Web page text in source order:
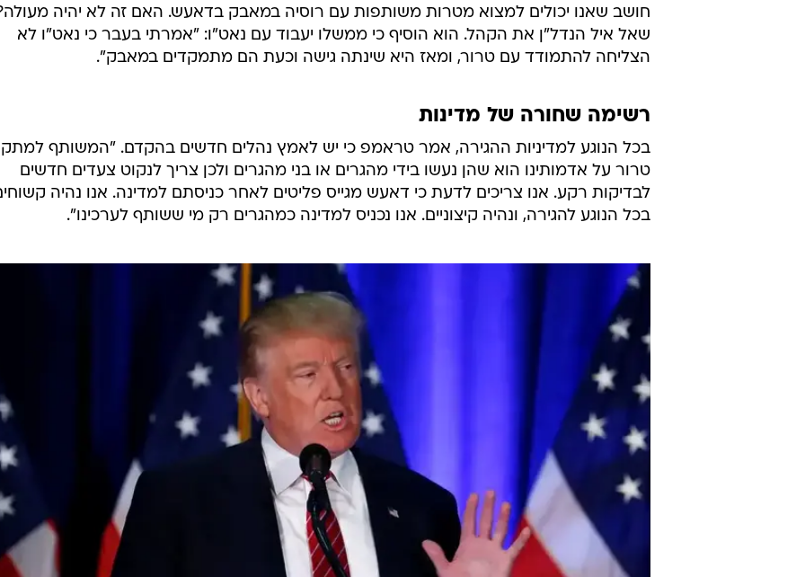
חושב שאנו יכולים למצוא מטרות משותפות עם רוסיה במאבק בדאעש. האם זה לא יהיה
שאל איל הנדל"ן את הקהל. הוא הוסיף כי ממשלו יעבוד עם נאט"ו: "אמרתי בעבר כי נאט"ו לא
הצליחה להתמודד עם טרור, ומאז היא שינתה גישה וכעת הם מתמקדים במאבק".
רשימה שחורה של מדינות
בכל הנוגע למדיניות ההגירה, אמר טראמפ כי יש לאמץ נהלים חדשים בהקדם. "המשותף
טרור על אדמותינו הוא שהן נעשו בידי מהגרים או בני מהגרים ולכן צריך לנקוט צעדים חדשים
לבדיקות רקע. אנו צריכים לדעת כי דאעש מגייס פליטים לאחר כניסתם למדינה. אנו נהיה
בכל הנוגע להגירה, ונהיה קיצוניים. אנו נכניס למדינה כמהגרים רק מי ששותף לערכינו".